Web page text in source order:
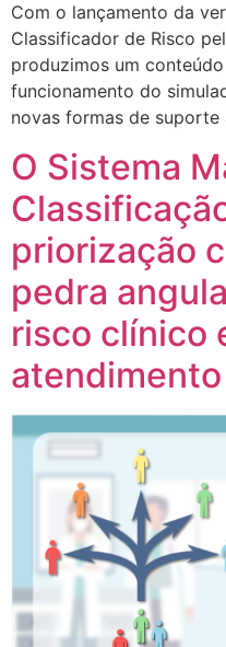
Com o lançamento da
Classificador de Risco
produzimos um
funcionamento do
novas formas de suporte
O Sistema
priorização
pedra
risco clínico